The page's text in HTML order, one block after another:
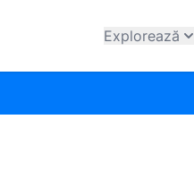
Explorează